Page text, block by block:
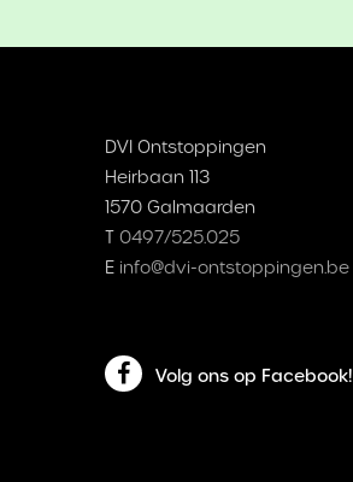
DVI Ontstoppingen
Heirbaan 113
1570 Galmaarden
T 0497/525.025
E info@dvi-ontstoppingen.be
Volg ons op Facebook!